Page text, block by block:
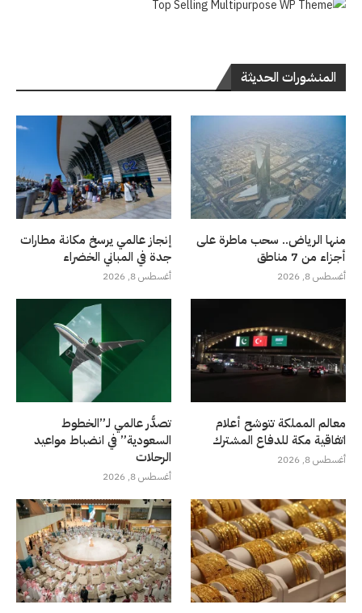
المنشورات الحديثة
منها الرياض.. سحب ماطرة على
أجزاء من 7 مناطق
أغسطس 8, 2026
إنجاز عالمي يرسخ مكانة مطارات
جدة في المباني الخضراء
أغسطس 8, 2026
معالم المملكة تتوشح أعلام
اتفاقية مكة للدفاع المشترك
أغسطس 8, 2026
تصدُّر عالمي لـ”الخطوط
السعودية” في انضباط مواعيد
الرحلات
أغسطس 8, 2026